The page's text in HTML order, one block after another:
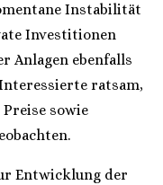
Instabilität
Investitionen
Anlagen ebenfalls
ratsam,
sowie
Entwicklung der